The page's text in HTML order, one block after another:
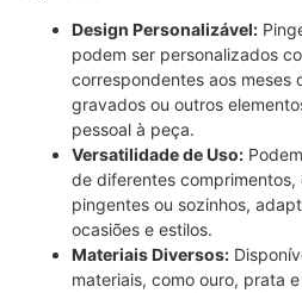
Design Personalizável:
podem ser personalizados
correspondentes aos meses
gravados ou outros
pessoal à peça.
Versatilidade de Uso:
de diferentes
pingentes ou sozinhos,
ocasiões e estilos.
Materiais Diversos:
materiais, como ouro, prata